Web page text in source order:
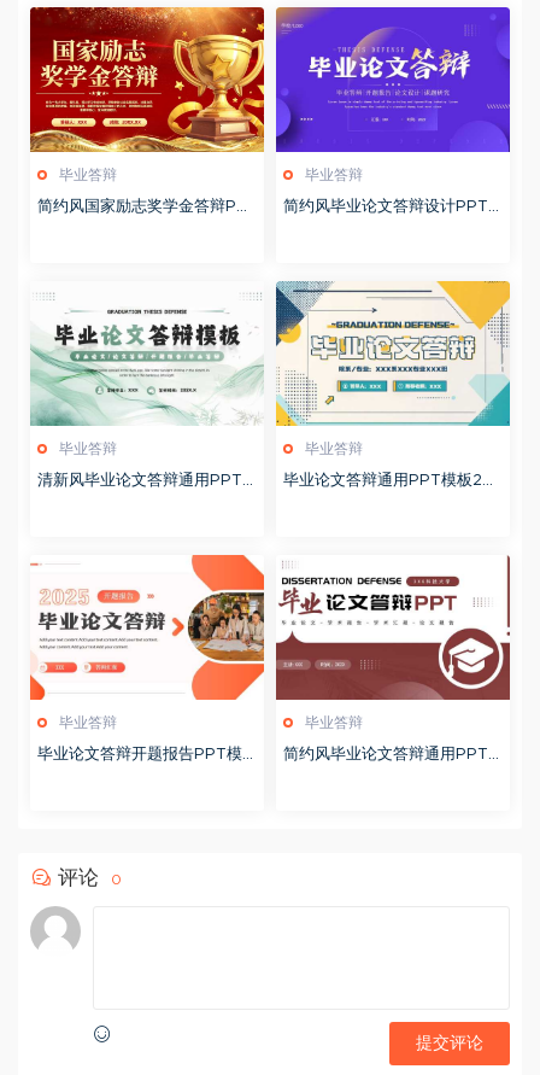
毕业答辩
简约风国家励志奖学金答辩PP
毕业答辩
简约风毕业论文答辩设计PPT
毕业答辩
清新风毕业论文答辩通用PPT
毕业答辩
毕业论文答辩通用PPT模板20
毕业答辩
毕业论文答辩开题报告PPT模
毕业答辩
简约风毕业论文答辩通用PPT
评论 0
提交评论